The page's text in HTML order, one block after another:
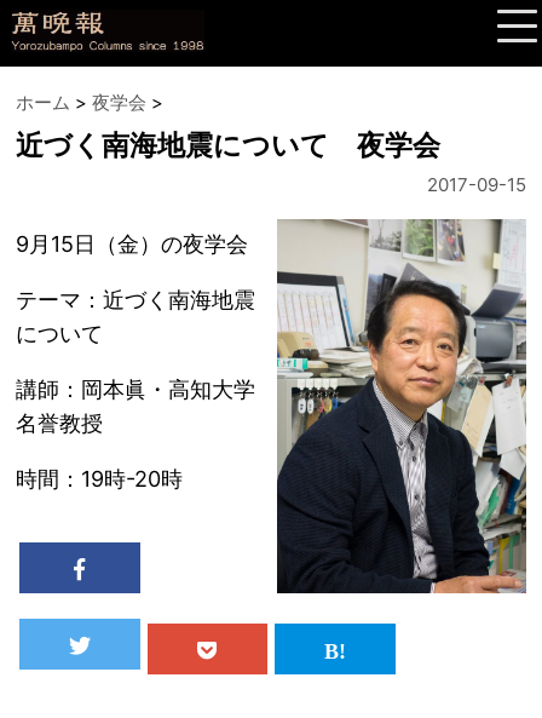
ホーム > 夜学会 >
近づく南海地震について 夜学会
2017-09-15
9月15日（金）の夜学会
テーマ：近づく南海地震
について
講師：岡本眞・高知大学
名誉教授
時間：19時-20時